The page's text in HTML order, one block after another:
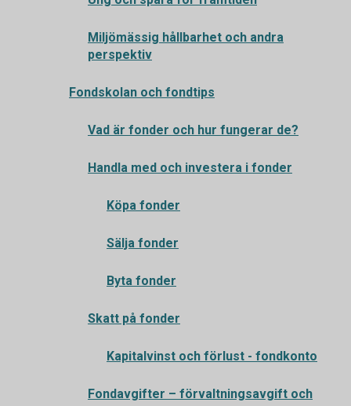
Miljömässig hållbarhet och andra
perspektiv
Fondskolan och fondtips
Vad är fonder och hur fungerar de?
Handla med och investera i fonder
Köpa fonder
Sälja fonder
Byta fonder
Skatt på fonder
Kapitalvinst och förlust - fondkonto
Fondavgifter – förvaltningsavgift och